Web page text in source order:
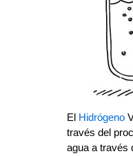
El Hidrógeno
través del
agua a través